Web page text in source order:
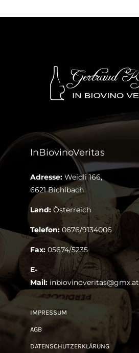
InBiovinoVeritas
Adresse: Weidli 166,
6621 Bichlbach
Land: Österreich
Telefon: 0676/9134006
Fax: 05674/5235
E-
Mail: inbiovinoveritas@gmx.at
IMPRESSUM
AGB
DATENSCHUTZERKLÄRUNG